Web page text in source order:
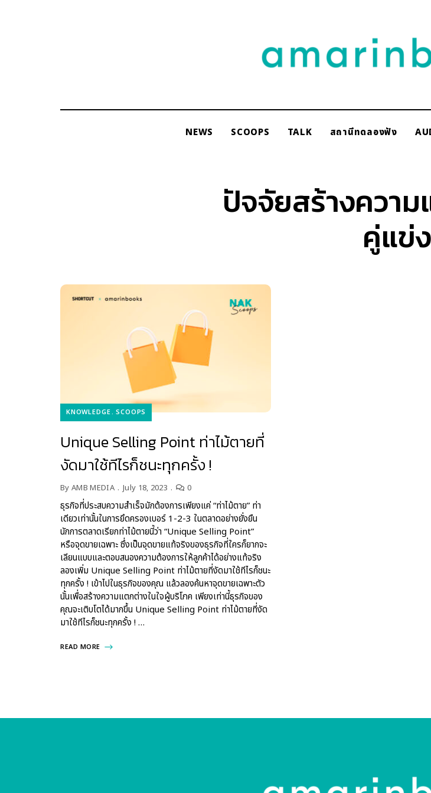
ผู้คน
อ่าน
NEWS SCOOPS TALK สถานีทดลองฟัง
ปัจจัยสร้างควา
คู่แข่ง
KNOWLEDGE SCOOPS
Unique Selling Point ท่าไม้ตายที่
งัดมาใช้ทีไรก็ชนะทุกครั้ง !
By AMB MEDIA July 18, 2023 0
ธุรกิจที่ประสบความสำเร็จมักต้องการเพียงแค่ “ท่าไม้ตาย” ท่า
เดียวเท่านั้นในการยึดครองเบอร์ 1-2-3 ในตลาดอย่างยั่งยืน
นักการตลาดเรียกท่าไม้ตายนี้ว่า “Unique Selling Point”
หรือจุดขายเฉพาะ ซึ่งเป็นจุดขายแท้จริงของธุรกิจที่ใครก็ยากจะ
เลียนแบบและตอบสนองความต้องการให้ลูกค้าได้อย่างแท้จริง
ลองเพิ่ม Unique Selling Point ท่าไม้ตายที่งัดมาใช้ทีไรก็ชนะ
ทุกครั้ง ! เข้าไปในธุรกิจของคุณ แล้วลองค้นหาจุดขายเฉพาะตัว
นั้นเพื่อสร้างความแตกต่างในใจผู้บริโภค เพียงเท่านี้ธุรกิจของ
คุณจะเติบโตได้มากขึ้น Unique Selling Point ท่าไม้ตายที่งัด
มาใช้ทีไรก็ชนะทุกครั้ง ! …
READ MORE